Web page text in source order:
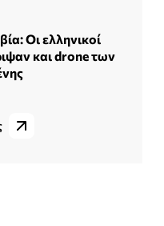
Οι ελληνικοί
και drone των